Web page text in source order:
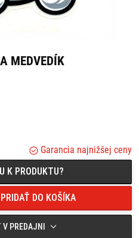
MEDVEDÍK
Garancia najnižšej ceny
K PRODUKTU?
PRIDAŤ DO KOŠÍKA
V PREDAJNI